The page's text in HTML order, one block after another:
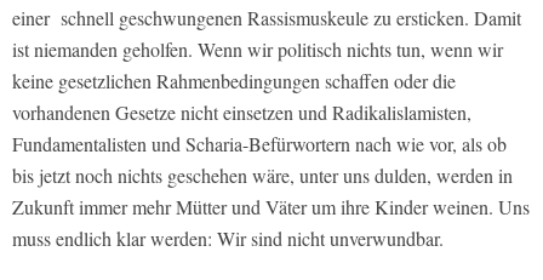
einer schnell geschwungenen Rassismuskeule zu ersticken. Damit
ist niemanden geholfen. Wenn wir politisch nichts tun, wenn wir
keine gesetzlichen Rahmenbedingungen schaffen oder die
vorhandenen Gesetze nicht einsetzen und Radikalislamisten,
Fundamentalisten und Scharia-Befürwortern nach wie vor, als ob
bis jetzt noch nichts geschehen wäre, unter uns dulden, werden in
Zukunft immer mehr Mütter und Väter um ihre Kinder weinen. Uns
muss endlich klar werden: Wir sind nicht unverwundbar.